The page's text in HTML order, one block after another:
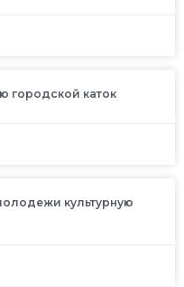
городской каток
культурную